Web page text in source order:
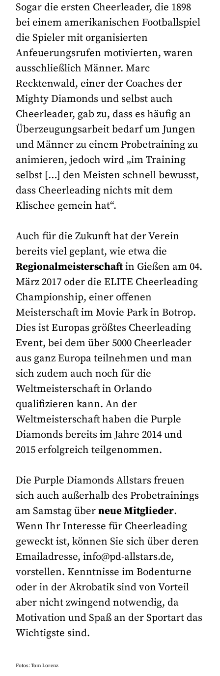
Sogar die ersten Cheerleader, die 1898
bei einem amerikanischen Footballspiel
die Spieler mit organisierten
Anfeuerungsrufen motivierten, waren
ausschließlich Männer. Marc
Recktenwald, einer der Coaches der
Mighty Diamonds und selbst auch
Cheerleader, gab zu, dass es häufig an
Überzeugungsarbeit bedarf um Jungen
und Männer zu einem Probetraining zu
animieren, jedoch wird „im Training
selbst […] den Meisten schnell bewusst,
dass Cheerleading nichts mit dem
Klischee gemein hat“.
Auch für die Zukunft hat der Verein
bereits viel geplant, wie etwa die
Regionalmeisterschaftin Gießen am 04.
März 2017 oder die ELITE Cheerleading
Championship, einer offenen
Meisterschaft im Movie Park in Botrop.
Dies ist Europas größtes Cheerleading
Event, bei dem über 5000 Cheerleader
aus ganz Europa teilnehmen und man
sich zudem auch noch für die
Weltmeisterschaft in Orlando
qualifizieren kann. An der
Weltmeisterschaft haben die Purple
Diamonds bereits im Jahre 2014 und
2015 erfolgreich teilgenommen.
Die Purple Diamonds Allstars freuen
sich auch außerhalb des Probetrainings
am Samstag überneue Mitglieder.
Wenn Ihr Interesse für Cheerleading
geweckt ist, können Sie sich über deren
Emailadresse, info@pd-allstars.de,
vorstellen. Kenntnisse im Bodenturne
oder in der Akrobatik sind von Vorteil
aber nicht zwingend notwendig, da
Motivation und Spaß an der Sportart das
Wichtigste sind.
Fotos: Tom Lorenz